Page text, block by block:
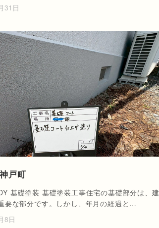
31日
戸町
基礎塗装 基礎塗装工事住宅の基礎部分は、建
要な部分です。しかし、年月の経過と…
8日